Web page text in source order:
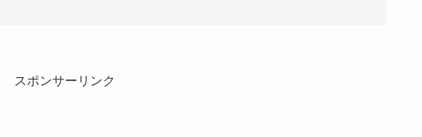
スポンサーリンク